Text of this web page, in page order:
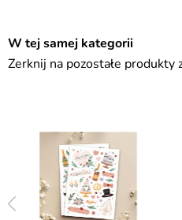
W tej samej kategorii
Zerknij na pozostałe produkty